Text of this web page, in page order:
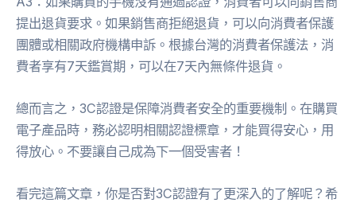
提出退貨要求。如果銷售商拒絕退貨，可以向消費者保護
團體或相關政府機構申訴。根據台灣的消費者保護法，消
費者享有7天鑑賞期，可以在7天內無條件退貨。
總而言之，3C認證是保障消費者安全的重要機制。在購買
電子產品時，務必認明相關認證標章，才能買得安心，用
得放心。不要讓自己成為下一個受害者！
看完這篇文章，你是否對3C認證有了更深入的了解呢？希